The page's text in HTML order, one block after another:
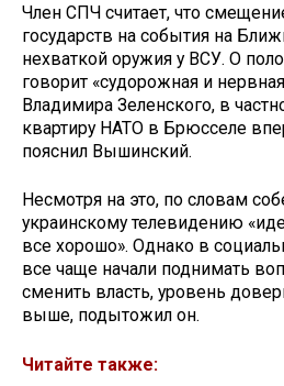
Член СПЧ считает, что
государств на события на
нехваткой оружия у ВСУ. О
говорит «судорожная и
Владимира Зеленского, в
квартиру НАТО в Брюсселе
пояснил Вышинский.
Несмотря на это, по словам
украинскому телевидению
все хорошо». Однако в
все чаще начали поднимать
сменить власть, уровень
выше, подытожил он.
Читайте также: